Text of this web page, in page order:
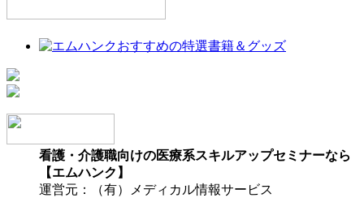
看護・介護職向けの医療系スキルアップセミナーなら
【エムハンク】
運営元：（有）メディカル情報サービス